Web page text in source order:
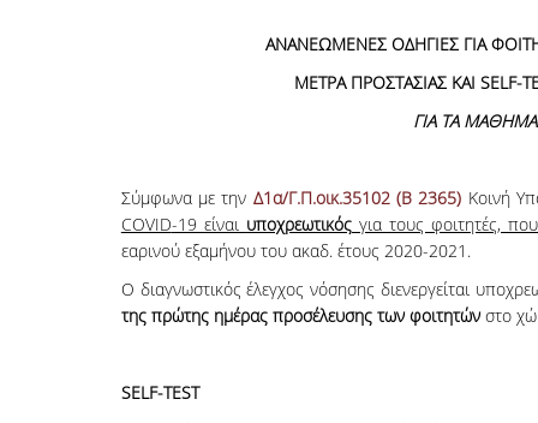
ΑΝΑΝΕΩΜΕΝΕΣΟΔΗΓΙΕΣ ΓΙΑ
ΜΕΤΡΑ ΠΡΟΣΤΑΣΙΑΣ ΚΑΙSELF-
ΓΙΑ ΤΑ
Σύμφωνα με την Δ1α/Γ.Π.οικ.35102 (Β 2365) Κοινή
COVID-19 είναι υποχρεωτικός για τους φοιτητές,
εαρινού εξαμήνου του ακαδ. έτους 2020-2021.
Ο διαγνωστικός έλεγχος νόσησης διενεργείται
της πρώτης ημέρας προσέλευσης των φοιτητώνστο
SELF-TEST